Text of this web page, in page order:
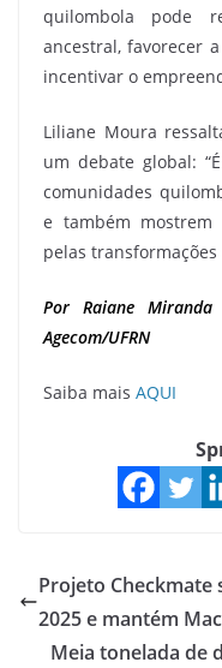
quilombola pode
ancestral, favorecer
incentivar o
Liliane Moura
um debate global:
comunidades
e também mostrem
pelas transformações
Por Raiane
Agecom/UFRN
Saiba mais AQUI
Projeto Checkmate
2025 e mantém
Meia tonelada de